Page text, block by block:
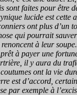
sont faites pour être
lucide est cette
ont plus d’un
qui pourrait
à leur
à payer une
il y aura du
ont la vie
est d’accord,
par exemple à